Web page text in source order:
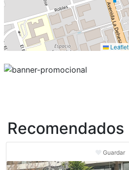
Leaflet
Recomendados
Guardar